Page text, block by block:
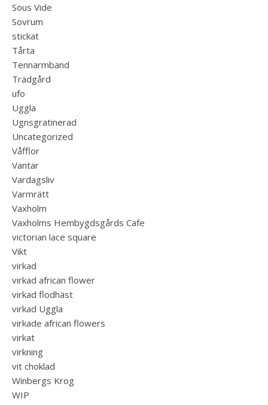
Sous Vide
Sovrum
stickat
Tårta
Tennarmband
Trädgård
ufo
Uggla
Ugnsgratinerad
Uncategorized
Våfflor
Vantar
Vardagsliv
Varmrätt
Vaxholm
Vaxholms Hembygdsgårds Cafe
victorian lace square
Vikt
virkad
virkad african flower
virkad flodhäst
virkad Uggla
virkade african flowers
virkat
virkning
vit choklad
Winbergs Krog
WIP